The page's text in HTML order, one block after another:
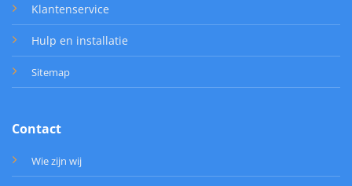
Klantenservice
Hulp en installatie
Sitemap
Contact
Wie zijn wij